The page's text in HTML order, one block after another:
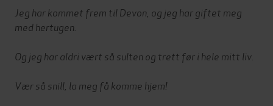
Jeg har kommet frem til Devon, og jeg har giftet meg
med hertugen.
Og jeg har aldri vært så sulten og trett før i hele mitt liv.
Vær så snill, la meg få komme hjem!